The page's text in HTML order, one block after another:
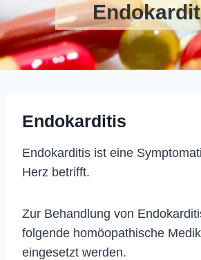
Endokarditis
Endokarditis ist eine
Herz betrifft.
Zur Behandlung von
folgende homöopathische
eingesetzt werden.